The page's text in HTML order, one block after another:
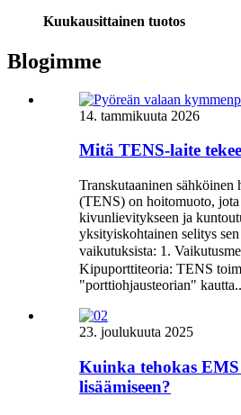
Kuukausittainen tuotos
Blogimme
14. tammikuuta 2026
Mitä TENS-laite
Transkutaaninen sähköinen
(TENS) on hoitomuoto, jota
kivunlievitykseen ja
yksityiskohtainen selitys
vaikutuksista: 1.
Kipuporttiteoria: TENS
"porttiohjausteorian"
23. joulukuuta 2025
Kuinka tehokas
lisäämiseen?